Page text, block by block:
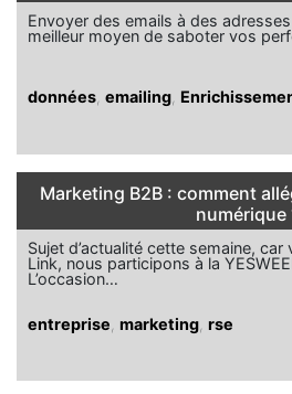
Envoyer des emails à des
meilleur moyen de saboter vos
données emailing
Marketing B2B : comment
numérique
Sujet d’actualité cette semaine, car
Link, nous participons à la
L’occasion…
entreprise marketing rse